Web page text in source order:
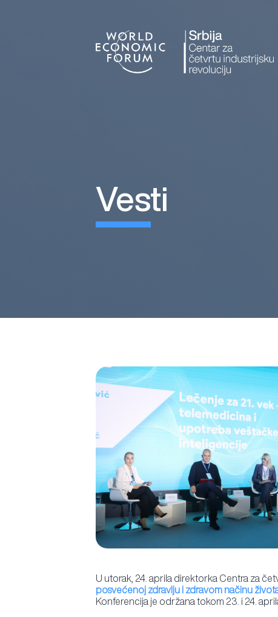
vesti
U utorak, 24. aprila direktorka Centra za
posvećenoj zdravlju i zdravom načinu
Konferencija je održana tokom 23. i 24.